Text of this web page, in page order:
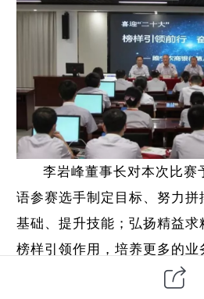
李岩峰董事长对本次比赛
语参赛选手制定目标、努力
基础、提升技能；弘扬精益
榜样引领作用，培养更多的业
员的服务质效，以专业能力促